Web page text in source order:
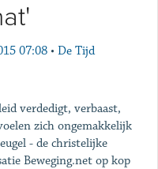
07:08 • De Tijd
verdedigt, verbaast,
zich ongemakkelijk
- de christelijke
Beweging.net op kop